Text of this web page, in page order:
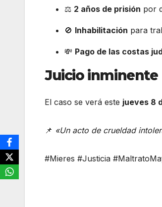
⚖️ 2 años de prisión por
🚫 Inhabilitación para
💸 Pago de las costas
Juicio inminente
El caso se verá este jueves 8
📌 «Un acto de crueldad
#Mieres #Justicia